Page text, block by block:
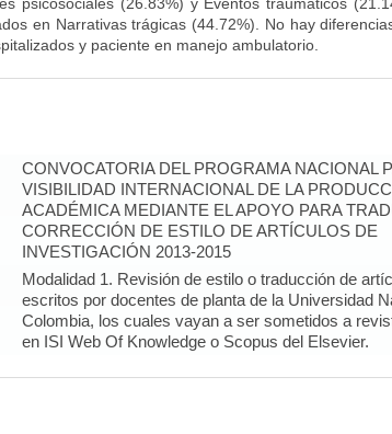
en Narrativas trágicas (44.72%). No hay
y paciente en manejo ambulatorio.
CONVOCATORIA DEL PROGRAMA NACIONAL
VISIBILIDAD INTERNACIONAL DE LA
ACADÉMICA MEDIANTE EL APOYO PARA
CORRECCIÓN DE ESTILO DE ARTÍCULOS DE
INVESTIGACIÓN 2013-2015
Modalidad 1. Revisión de estilo o traducción de
escritos por docentes de planta de la Universidad
Colombia, los cuales vayan a ser sometidos a
en ISI Web Of Knowledge o Scopus del Elsevier.